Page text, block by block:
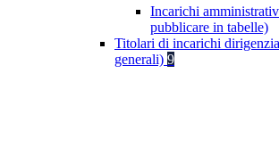
Incarichi
pubblicare in tabelle)
Titolari di incarichi
generali) 9